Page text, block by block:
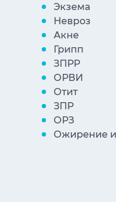
Экзема
Невроз
Акне
Грипп
ЗПРР
ОРВИ
Отит
ЗПР
ОРЗ
Ожирение